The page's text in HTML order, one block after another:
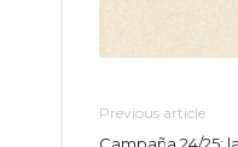
Previous article